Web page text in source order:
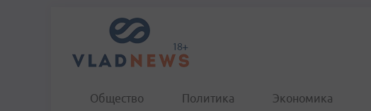
Общество Политика Экономика